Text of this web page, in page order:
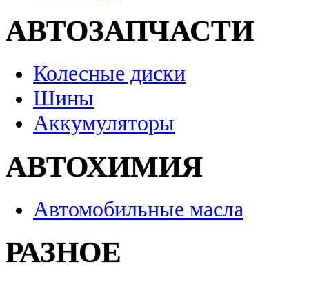
АВТОЗАПЧАСТИ
Колесные диски
Шины
Аккумуляторы
АВТОХИМИЯ
Автомобильные масла
РАЗНОЕ